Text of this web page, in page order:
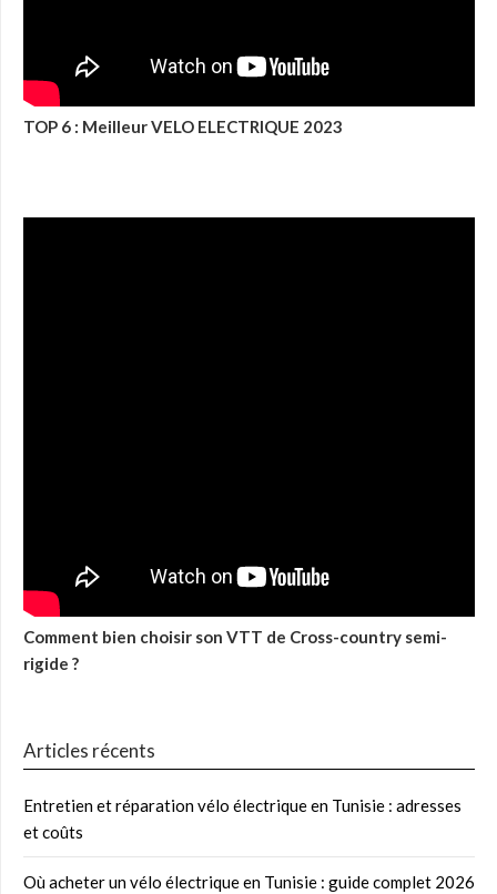
TOP 6 : Meilleur VELO ELECTRIQUE 2023
Comment bien choisir son VTT de Cross-country semi-
rigide ?
Articles récents
Entretien et réparation vélo électrique en Tunisie : adresses
et coûts
Où acheter un vélo électrique en Tunisie : guide complet 2026